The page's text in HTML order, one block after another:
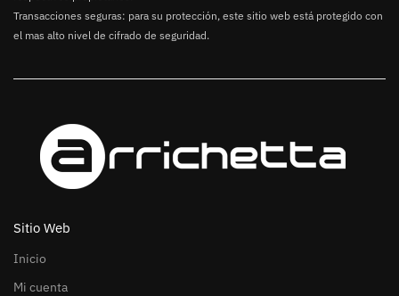
Transacciones seguras: para su protección, este sitio web está protegido con
el mas alto nivel de cifrado de seguridad.
Sitio Web
Inicio
Mi cuenta